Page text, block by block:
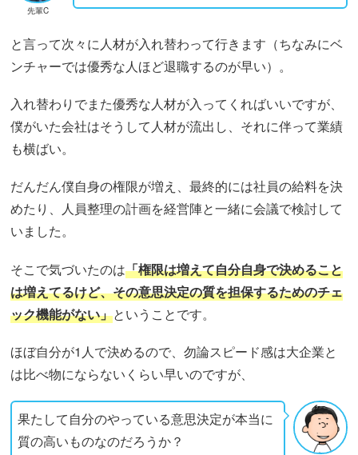
先輩C
と言って次々に人材が入れ替わって行きます（ちなみにベ
ンチャーでは優秀な人ほど退職するのが早い）。
入れ替わりでまた優秀な人材が入ってくればいいですが、
僕がいた会社はそうして人材が流出し、それに伴って業績
も横ばい。
だんだん僕自身の権限が増え、最終的には社員の給料を決
めたり、人員整理の計画を経営陣と一緒に会議で検討して
いました。
そこで気づいたのは「権限は増えて自分自身で決めること
は増えてるけど、その意思決定の質を担保するためのチェ
ック機能がない」ということです。
ほぼ自分が1人で決めるので、勿論スピード感は大企業と
は比べ物にならないくらい早いのですが、
果たして自分のやっている意思決定が本当に
質の高いものなのだろうか？